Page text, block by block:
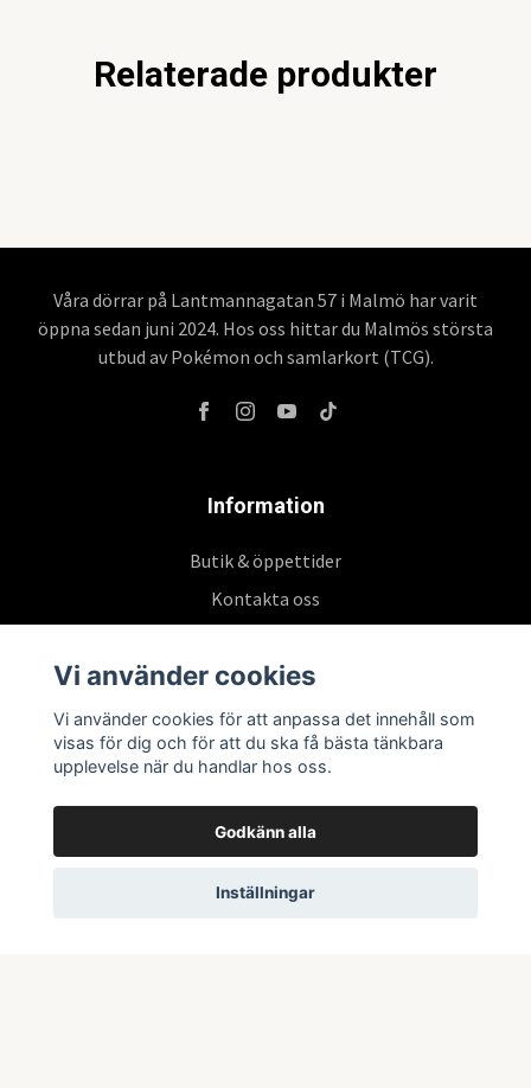
Relaterade produkter
Våra dörrar på Lantmannagatan 57 i Malmö har varit
öppna sedan juni 2024. Hos oss hittar du Malmös största
utbud av Pokémon och samlarkort (TCG).
Information
Butik & öppettider
Kontakta oss
Prenumerera på vårt nyhetsbrev
Vi använder cookies
Vi använder cookies för att anpassa det innehåll som
visas för dig och för att du ska få bästa tänkbara
upplevelse när du handlar hos oss.
Godkänn alla
Inställningar